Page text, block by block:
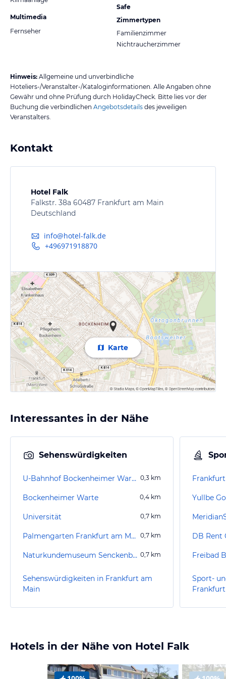
Multimedia
Fernseher
Safe
Zimmertypen
Familienzimmer
Nichtraucherzimmer
Hinweis: Allgemeine und unverbindliche
Hoteliers-/Veranstalter-/Kataloginformationen. Alle Angaben ohne
Gewähr und ohne Prüfung durch HolidayCheck. Bitte lies vor der
Buchung die verbindlichen Angebotsdetails des jeweiligen
Veranstalters.
Kontakt
Hotel Falk
Falkstr. 38a 60487 Frankfurt am Main
Deutschland
info@hotel-falk.de
+496971918870
Karte
Interessantes in der Nähe
Sehenswürdigkeiten
U-Bahnhof Bockenheimer Warte 0,3 km
Bockenheimer Warte 0,4 km
Universität 0,7 km
Palmengarten Frankfurt am Main 0,7 km
Naturkundemuseum Senckenberg 0,7 km
Sehenswürdigkeiten in Frankfurt am
Main
Yullbe Go
DB Rent
Freibad
Sport-
Hotels in der Nähe von Hotel Falk